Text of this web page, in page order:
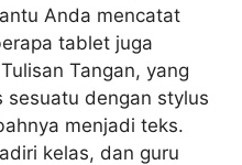
Anda mencatat
tablet juga
Tangan, yang
sesuatu dengan stylus
menjadi teks.
kelas, dan guru